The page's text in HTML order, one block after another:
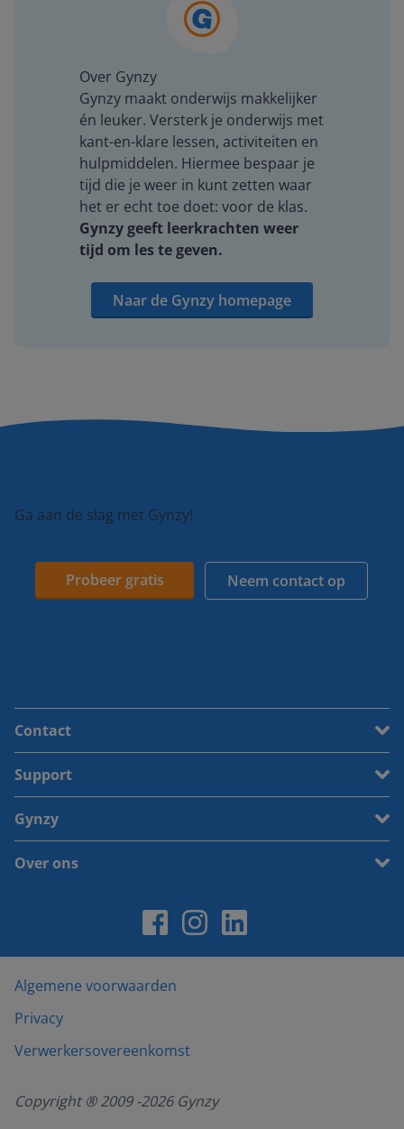
Over Gynzy
Gynzy maakt onderwijs makkelijker
én leuker. Versterk je onderwijs met
kant-en-klare lessen, activiteiten en
hulpmiddelen. Hiermee bespaar je
tijd die je weer in kunt zetten waar
het er echt toe doet: voor de klas.
Gynzy geeft leerkrachten weer
tijd om les te geven.
Naar de Gynzy homepage
Ga aan de slag met Gynzy!
Probeer gratis Neem contact op
Contact
Support
Gynzy
Over ons
Algemene voorwaarden
Privacy
Verwerkersovereenkomst
Copyright ® 2009 -2026Gynzy